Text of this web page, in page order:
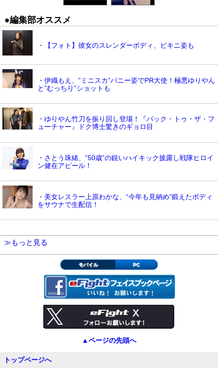
●編集部オススメ
・【フォト】彼女のスレンダーボディ、ビキニ姿も
・伊織もえ、”ミニスカ”バニー姿でPR大使！極悪ゆりやん
と”むっちり”ショットも
・ゆりやん竹刀を振り回し登場！『バック・トゥ・ザ・フ
ューチャー』ドク博士驚きのギョロ目
・さとう珠緒、”50歳”の鋭いハイキック披露し戦隊ヒロイ
ン健在アピール！
・美女レスラー上原わかな、“今年も見納め”鍛えたボディ
をサウナで生配信！
≫もっと見る
モバイル PC
▲ページの先頭へ
トップページへ